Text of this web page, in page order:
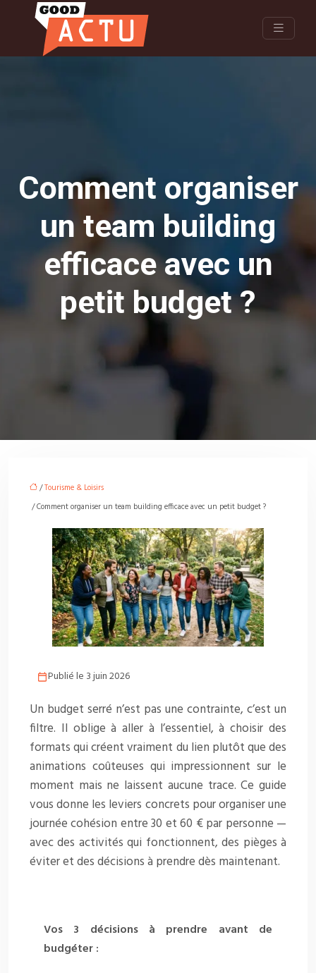
Comment organiser
un team building
efficace avec un
petit budget ?
/Tourisme & Loisirs
/ Comment organiser un team building efficace avec un petit budget ?
Publié le 3 juin 2026
Un budget serré n’est pas une contrainte, c’est un
filtre. Il oblige à aller à l’essentiel, à choisir des
formats qui créent vraiment du lien plutôt que des
animations coûteuses qui impressionnent sur le
moment mais ne laissent aucune trace. Ce guide
vous donne les leviers concrets pour organiser une
journée cohésion entre 30 et 60 € par personne —
avec des activités qui fonctionnent, des pièges à
éviter et des décisions à prendre dès maintenant.
Vos 3 décisions à prendre avant de
budgéter :